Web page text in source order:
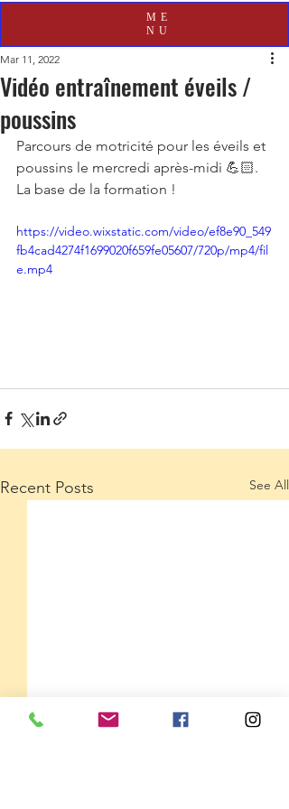
ME
NU
Vidéo entraînement éveils /
poussins
Mar 11, 2022
Parcours de motricité pour les éveils et
poussins le mercredi après-midi 💪🏻.
La base de la formation !
https://video.wixstatic.com/video/ef8e90_549
fb4cad4274f1699020f659fe05607/720p/mp4/fil
e.mp4
Recent Posts See All